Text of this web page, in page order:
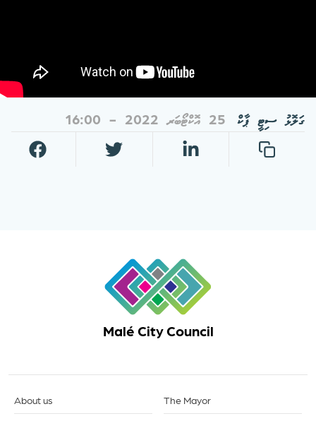
ގަލޮޅު ސިޓީ ޕާކް 25 އޮކްޓޯބަރ 2022 - 16:00
Malé City Council
About us The Mayor